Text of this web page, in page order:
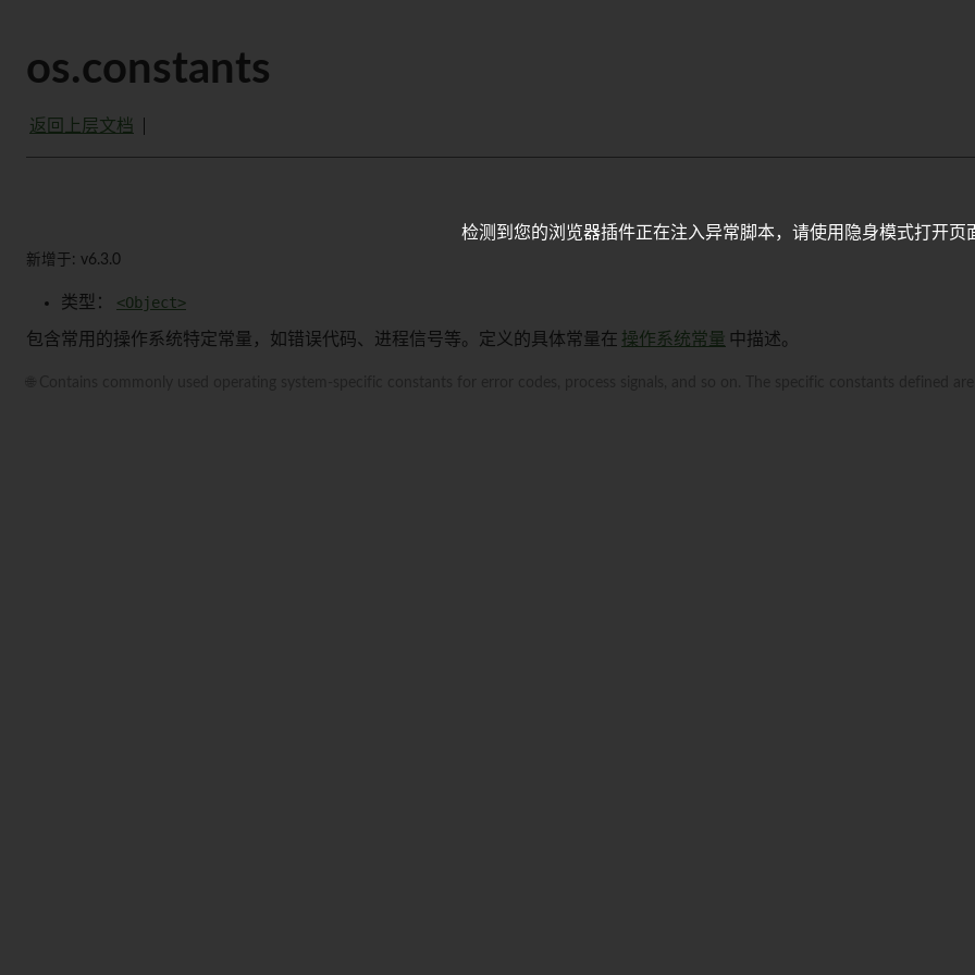
os.constants
返回上层文档
新增于: v6.3.0
类型： <Object>
包含常用的操作系统特定常量，如错误代码、进程信号等。定义的具体常量在 操作系统常量 中描述。
检测到您的浏览器插件正在注入异常脚本，请使用隐身模式打开页